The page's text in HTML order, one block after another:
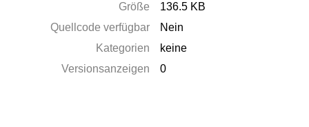
Größe
136.5 KB
Quellcode verfügbar
Nein
Kategorien
keine
Versionsanzeigen
0